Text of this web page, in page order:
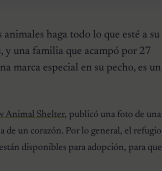
haga todo lo que esté a su
y una familia que acampó por 27
marca especial en su pecho, es un
Animal Shelter, publicó una foto de una
un corazón. Por lo general, el refugio
disponibles para adopción, para que